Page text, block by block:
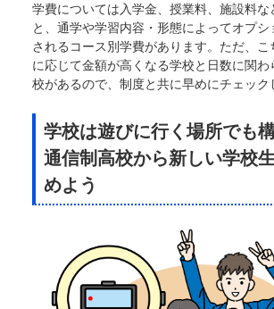
学費については入学金、授業料、施設料な
と、通学や学習内容・形態によってオプ
されるコース別学費があります。ただ、こ
に応じて金額が高くなる学校と日数に関わ
校があるので、制度と共に早めにチェック
学校は遊びに行く場所でも構
通信制高校から新しい学校
めよう